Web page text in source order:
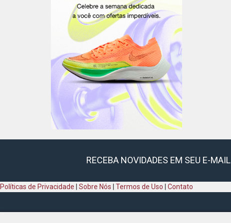
RECEBA NOVIDADES EM SEU E-MAIL
Políticas de Privacidade Sobre Nós Termos de Uso Contato